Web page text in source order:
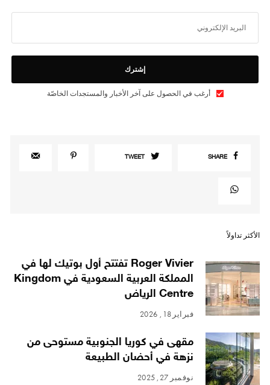
إشترك
أرغب في الحصول على آخر الأخبار والمستجدات الخاصّة
SHARE
TWEET
الأكثر تداولاً
Roger Vivier تفتتح أول بوتيك لها في
المملكة العربية السعودية في Kingdom
Centre الرياض
فبراير 18, 2026
مقهى في كوريا الجنوبية مستوحى من
نزهة في أحضان الطبيعة
نوفمبر 27, 2025